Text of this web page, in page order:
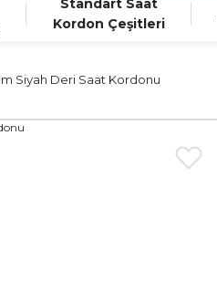
Standart Saat
Kordon Çeşitleri
Siyah Deri Saat Kordonu